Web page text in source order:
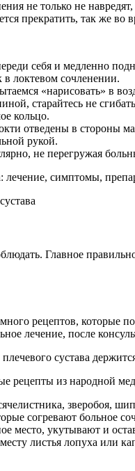
не только не
прекратить, так же во
себя и медленно
в локтевом сочленении.
«нарисовать» в
старайтесь не
кольцо.
отведены в стороны
рукой.
не перегружая
Главное
рецептов, которые
лечение, после
сустава
рецепты из народной
зверобоя,
согревают больное
место, укутывают и
листья лопуха или